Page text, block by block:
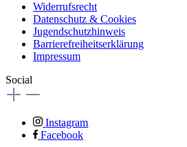
Widerrufsrecht
Datenschutz & Cookies
Jugendschutzhinweis
Barrierefreiheitserklärung
Impressum
Social
Instagram
Facebook